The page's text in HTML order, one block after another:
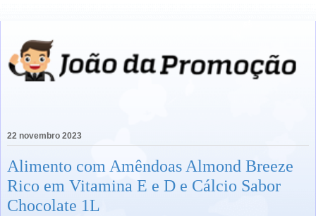
22 novembro 2023
Alimento com Amêndoas Almond Breeze
Rico em Vitamina E e D e Cálcio Sabor
Chocolate 1L